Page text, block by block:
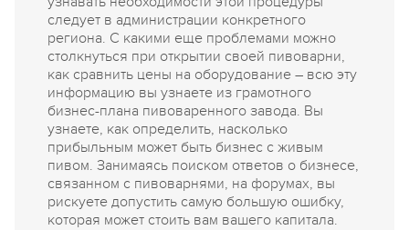
следует в администрации конкретного
региона. С какими еще проблемами можно
столкнуться при открытии своей пивоварни,
как сравнить цены на оборудование – всю эту
информацию вы узнаете из грамотного
бизнес-плана пивоваренного завода. Вы
узнаете, как определить, насколько
прибыльным может быть бизнес с живым
пивом. Занимаясь поиском ответов о бизнесе,
связанном с пивоварнями, на форумах, вы
рискуете допустить самую большую ошибку,
которая может стоить вам вашего капитала.